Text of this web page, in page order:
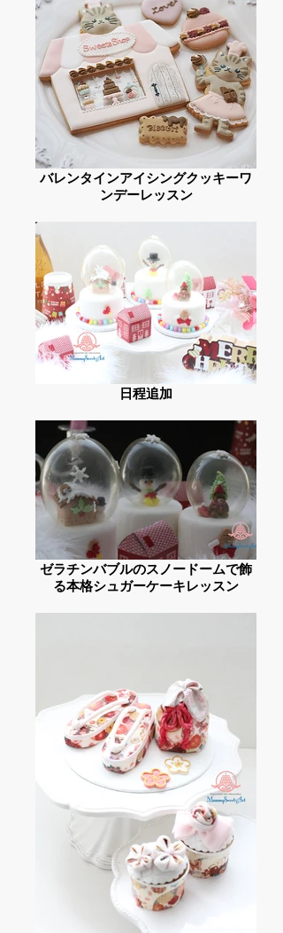
バレンタインアイシングクッキーワ
ンデーレッスン
日程追加
ゼラチンバブルのスノードームで飾
る本格シュガーケーキレッスン